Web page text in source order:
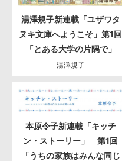
湯澤規子新連載「ユザワタ
ヌキ文庫へようこそ」第1回
「とある大学の片隅で」
湯澤規子
本原令子新連載「キッチ
ン・ストーリー」 第1回
「うちの家族はみんな同じ